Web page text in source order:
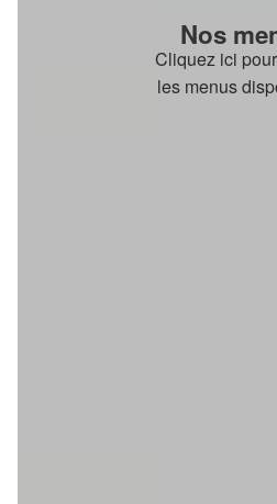
Nos
Cliquez ici
les menus